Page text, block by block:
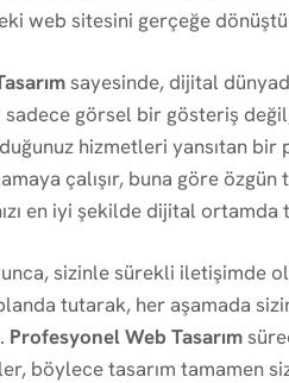
web sitesini gerçeğe
sayesinde, dijital
sadece görsel bir gösteriş
hizmetleri yansıtan bir
çalışır, buna göre özgün
en iyi şekilde dijital
sizinle sürekli iletişimde
tutarak, her aşamada
Profesyonel Web Tasarım
böylece tasarım tamamen